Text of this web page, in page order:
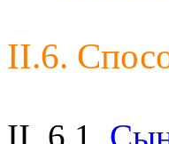
II.6.